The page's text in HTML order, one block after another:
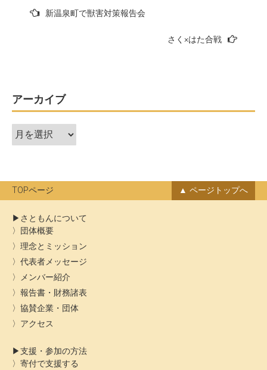
ー
シ
ョ
新温泉町で獣害対策報告会
さく×はた合戦
アーカイブ
ア
ー
ブ
TOPページ ページトップへ
さともんについて
団体概要
理念とミッション
代表者メッセージ
メンバー紹介
報告書・財務諸表
協賛企業・団体
アクセス
支援・参加の方法
寄付で支援する